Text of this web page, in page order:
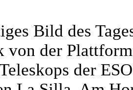
Bild des
von der
der